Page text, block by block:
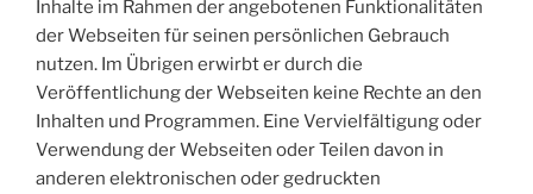
Inhalte im Rahmen der angebotenen Funktionalitäten
der Webseiten für seinen persönlichen Gebrauch
nutzen. Im Übrigen erwirbt er durch die
Veröffentlichung der Webseiten keine Rechte an den
Inhalten und Programmen. Eine Vervielfältigung oder
Verwendung der Webseiten oder Teilen davon in
anderen elektronischen oder gedruckten